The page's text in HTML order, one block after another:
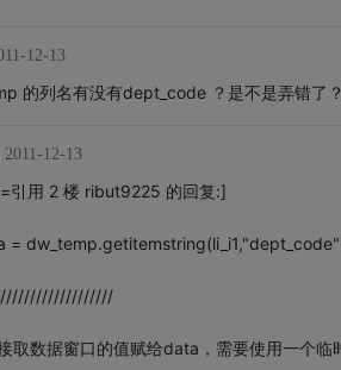
12-13
的列名有没有dept_code ？是不是弄错了？
2011-12-13
引用 2 楼 ribut9225 的回复:]
=
取数据窗口的值赋给data，需要使用一个临